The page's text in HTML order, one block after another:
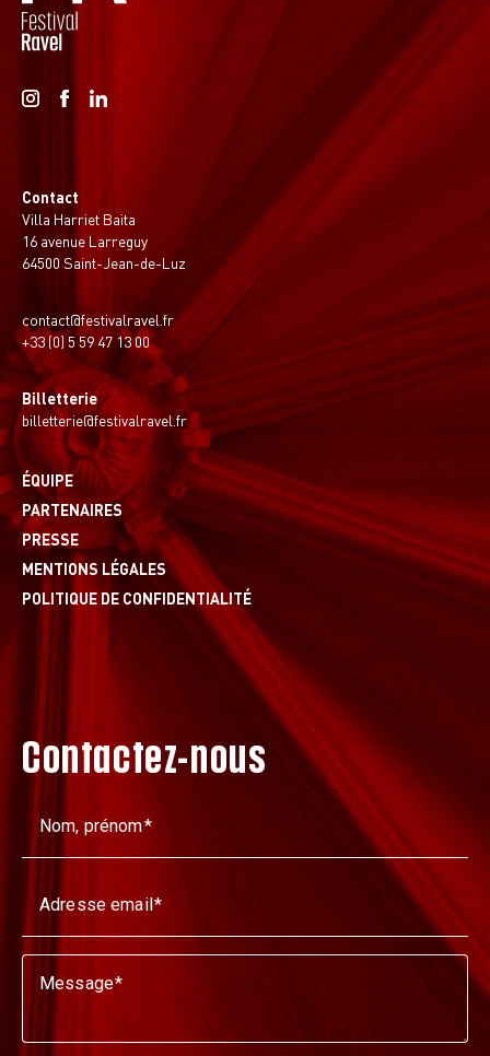
Contact
Villa Harriet Baita
16 avenue Larreguy
64500 Saint-Jean-de-Luz
contact@festivalravel.fr
+33 (0) 5 59 47 13 00
Billetterie
billetterie@festivalravel.fr
ÉQUIPE
PARTENAIRES
PRESSE
MENTIONS LÉGALES
POLITIQUE DE CONFIDENTIALITÉ
Contactez-nous
Nom, prénom
Adresse email
Message